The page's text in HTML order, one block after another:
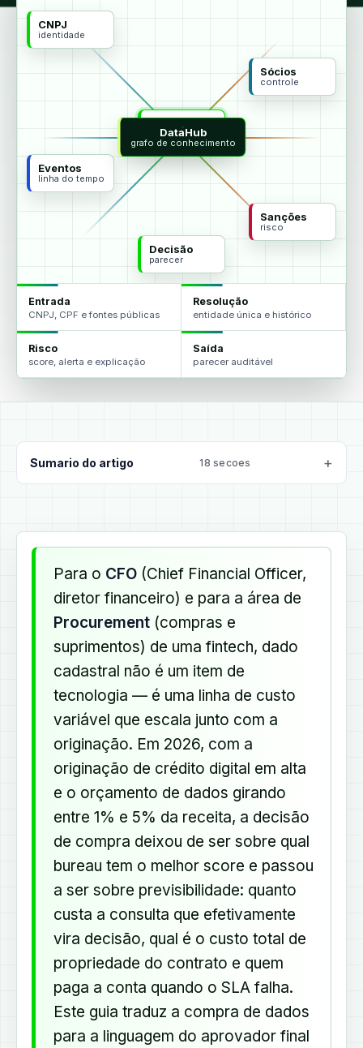
CNPJ
identidade
Sócios
controle
Eventos
linha do tempo
Sanções
risco
agentes
Decisão
parecer
DataHub
grafo de conhecimento
Entrada
CNPJ, CPF e fontes públicas
Resolução
entidade única e histórico
Risco
score, alerta e explicação
Saída
parecer auditável
Sumario do artigo 18 secoes
Para o CFO (Chief Financial Officer,
diretor financeiro) e para a área de
Procurement (compras e
suprimentos) de uma fintech, dado
cadastral não é um item de
tecnologia — é uma linha de custo
variável que escala junto com a
originação. Em 2026, com a
originação de crédito digital em alta
e o orçamento de dados girando
entre 1% e 5% da receita, a decisão
de compra deixou de ser sobre qual
bureau tem o melhor score e passou
a ser sobre previsibilidade: quanto
custa a consulta que efetivamente
vira decisão, qual é o custo total de
propriedade do contrato e quem
paga a conta quando o SLA falha.
Este guia traduz a compra de dados
para a linguagem do aprovador final